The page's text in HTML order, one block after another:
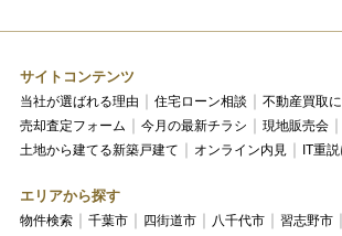
サイトコンテンツ
当社が選ばれる理由 住宅ローン相談
不動産買取
売却査定フォーム
今月の最新チラシ 現地販売会
土地から建てる新築戸建て
オンライン内見 IT重
エリアから探す
物件検索 千葉市 四街道市 八千代市 習志野市